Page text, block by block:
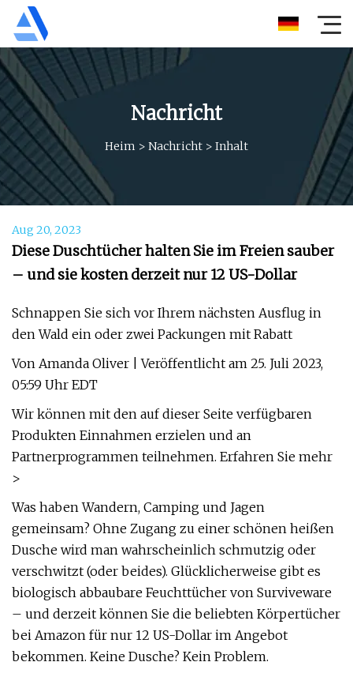
Nachricht
Heim > Nachricht > Inhalt
Aug 20, 2023
Diese Duschtücher halten Sie im Freien sauber
– und sie kosten derzeit nur 12 US-Dollar
Schnappen Sie sich vor Ihrem nächsten Ausflug in
den Wald ein oder zwei Packungen mit Rabatt
Von Amanda Oliver | Veröffentlicht am 25. Juli 2023,
05:59 Uhr EDT
Wir können mit den auf dieser Seite verfügbaren
Produkten Einnahmen erzielen und an
Partnerprogrammen teilnehmen. Erfahren Sie mehr
>
Was haben Wandern, Camping und Jagen
gemeinsam? Ohne Zugang zu einer schönen heißen
Dusche wird man wahrscheinlich schmutzig oder
verschwitzt (oder beides). Glücklicherweise gibt es
biologisch abbaubare Feuchttücher von Surviveware
– und derzeit können Sie die beliebten Körpertücher
bei Amazon für nur 12 US-Dollar im Angebot
bekommen. Keine Dusche? Kein Problem.